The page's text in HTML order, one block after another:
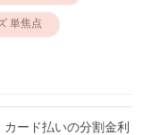
単焦点
ード払いの分割金利